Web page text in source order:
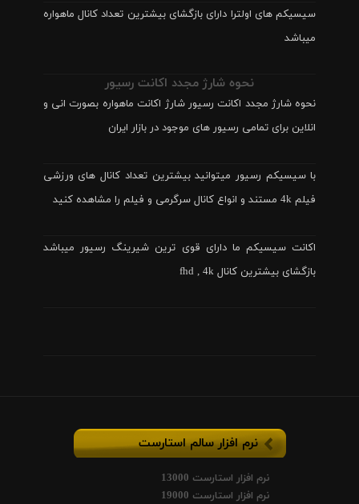
سیسیکم های اولترا دارای بازگشای بیشترین تعداد کانال ماهواره
میباشد
نحوه شارژ مجدد اکانت رسیور
نحوه شارژ مجدد اکانت رسیور شارژ اکانت ماهواره بصورت انی و
انلاین برای تمامی رسیور های موجود در بازار ایران
با سیسیکم رسیور میتوانید بیشترین تعداد کانال های ورزشی
فیلم 4k مستند و انواع کانال سرگرمی و فیلم را مشاهده کنید
اکانت سیسیکم ما دارای قوی ترین شیرینگ رسیور میباشد
بازگشای بیشترین کانال fhd , 4k
نرم افزار سالم استارست
نرم افزار استارست 13000
نرم افزار استارست 19000